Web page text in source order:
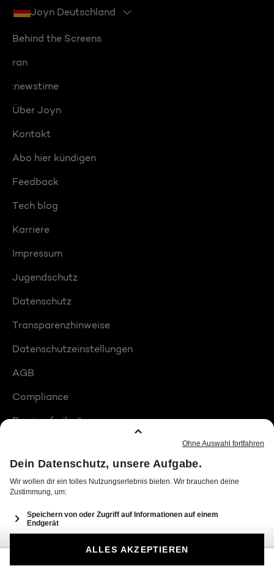
Joyn Deutschland
Behind the Screens
ran
:newstime
Über Joyn
Kontakt
Abo hier kündigen
Feedback
Tech blog
Karriere
Impressum
Jugendschutz
Datenschutz
Transparenzhinweise
Datenschutzeinstellungen
AGB
Compliance
Barrierefreiheit